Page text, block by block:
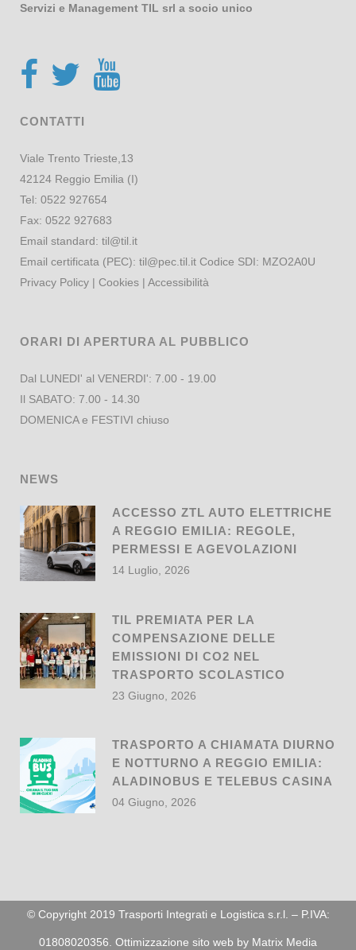
Servizi e Management TIL srl a socio unico
CONTATTI
Viale Trento Trieste,13
42124 Reggio Emilia (I)
Tel: 0522 927654
Fax: 0522 927683
Email standard: til@til.it
Email certificata (PEC): til@pec.til.it Codice SDI: MZO2A0U
Privacy Policy | Cookies | Accessibilità
ORARI DI APERTURA AL PUBBLICO
Dal LUNEDI' al VENERDI': 7.00 - 19.00
Il SABATO: 7.00 - 14.30
DOMENICA e FESTIVI chiuso
NEWS
ACCESSO ZTL AUTO ELETTRICHE
A REGGIO EMILIA: REGOLE,
PERMESSI E AGEVOLAZIONI
14 Luglio, 2026
TIL PREMIATA PER LA
COMPENSAZIONE DELLE
EMISSIONI DI CO2 NEL
TRASPORTO SCOLASTICO
23 Giugno, 2026
TRASPORTO A CHIAMATA DIURNO
E NOTTURNO A REGGIO EMILIA:
ALADINOBUS E TELEBUS CASINA
04 Giugno, 2026
© Copyright 2019 Trasporti Integrati e Logistica s.r.l. – P.IVA:
01808020356. Ottimizzazione sito web by Matrix Media